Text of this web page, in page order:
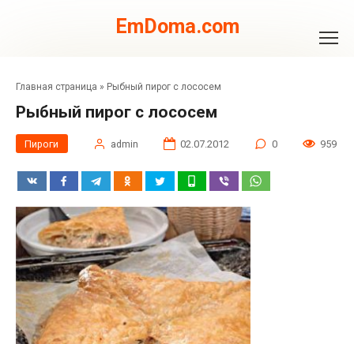
EmDoma.com
Главная страница » Рыбный пирог с лососем
Рыбный пирог с лососем
Пироги admin 02.07.2012 0 959